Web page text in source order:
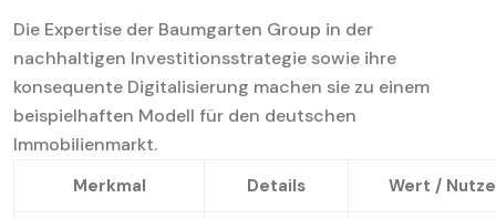
Die Expertise der Baumgarten Group in der
nachhaltigen Investitionsstrategie sowie ihre
konsequente Digitalisierung machen sie zu einem
beispielhaften Modell für den deutschen
Immobilienmarkt.
Merkmal Details Wert /